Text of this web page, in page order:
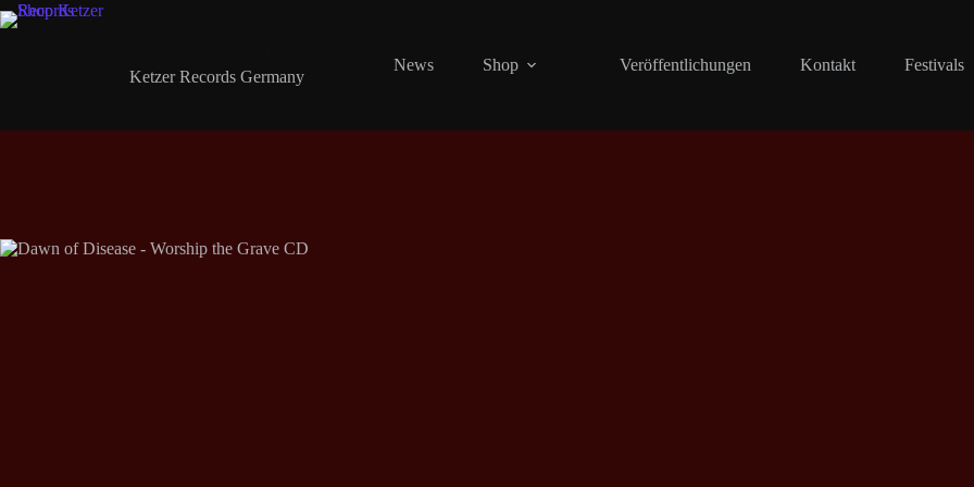
Zum
Inhalt
Ketzer Records Germany
News Shop Veröffentlichungen Kontakt Festivals